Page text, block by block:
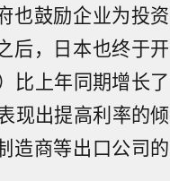
也鼓励企业为投资
后，日本也终于开
比上年同期增长了
现出提高利率的倾
造商等出口公司的